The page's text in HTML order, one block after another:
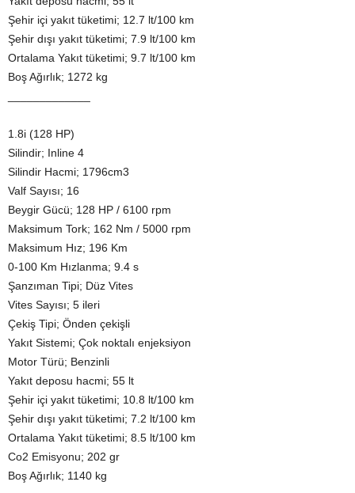
Şehir içi yakıt tüketimi; 12.7 lt/100 km
Şehir dışı yakıt tüketimi; 7.9 lt/100 km
Ortalama Yakıt tüketimi; 9.7 lt/100 km
Boş Ağırlık; 1272 kg
1.8i (128 HP)
Silindir; Inline 4
Silindir Hacmi; 1796cm3
Valf Sayısı; 16
Beygir Gücü; 128 HP / 6100 rpm
Maksimum Tork; 162 Nm / 5000 rpm
Maksimum Hız; 196 Km
0-100 Km Hızlanma; 9.4 s
Şanzıman Tipi; Düz Vites
Vites Sayısı; 5 ileri
Çekiş Tipi; Önden çekişli
Yakıt Sistemi; Çok noktalı enjeksiyon
Motor Türü; Benzinli
Yakıt deposu hacmi; 55 lt
Şehir içi yakıt tüketimi; 10.8 lt/100 km
Şehir dışı yakıt tüketimi; 7.2 lt/100 km
Ortalama Yakıt tüketimi; 8.5 lt/100 km
Co2 Emisyonu; 202 gr
Boş Ağırlık; 1140 kg